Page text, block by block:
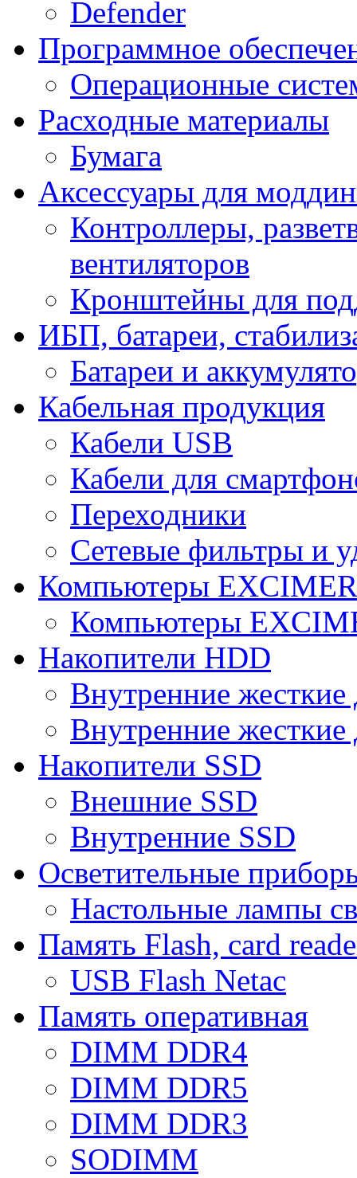
Defender
Программное
Операционные
Расходные материалы
Бумага
Аксессуары для
Контроллеры,
вентиляторов
Кронштейны для
ИБП, батареи,
Батареи и
Кабельная продукция
Кабели USB
Кабели для
Переходники
Сетевые фильтры и
Компьютеры
Компьютеры
Накопители HDD
Внутренние
Внутренние
Накопители SSD
Внешние SSD
Внутренние SSD
Осветительные
Настольные лампы
Память Flash, card
USB Flash Netac
Память оперативная
DIMM DDR4
DIMM DDR5
DIMM DDR3
SODIMM